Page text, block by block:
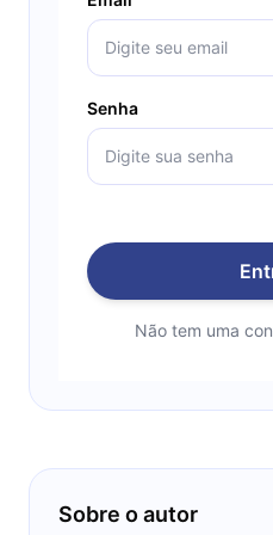
Senha
Não tem uma
Sobre o autor